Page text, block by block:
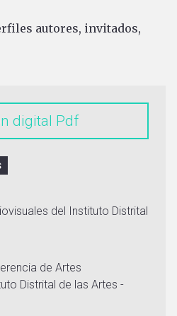
autores, invitados,
digital
del Instituto Distrital
de Artes
Distrital de las Artes -